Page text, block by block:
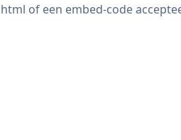
of een embed-code